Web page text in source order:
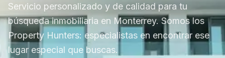
Servicio personalizado y de calidad para tu
búsqueda inmobiliaria en Monterrey. Somos los
Property Hunters: especialistas en encontrar ese
lugar especial que buscas.